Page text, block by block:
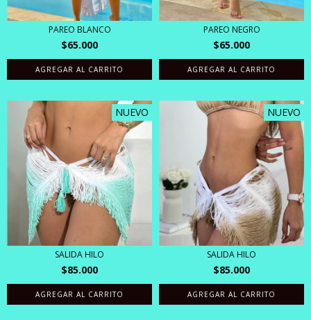
PAREO BLANCO
$65.000
PAREO NEGRO
$65.000
NUEVO
SALIDA HILO
$85.000
AGREGAR AL CARRITO
NUEVO
SALIDA HILO
$85.000
AGREGAR AL CARRITO